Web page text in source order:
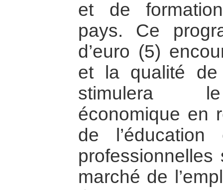
et de
pays. Ce
d’euro (5)
et la qualité
stimulera le
économique en
de
marché de